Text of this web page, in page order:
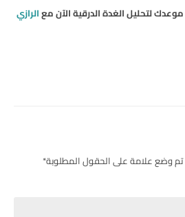
لتحليل الغدة الدرقية الآن معالرازي
تم وضع علامة على الحقول المطلوبة*